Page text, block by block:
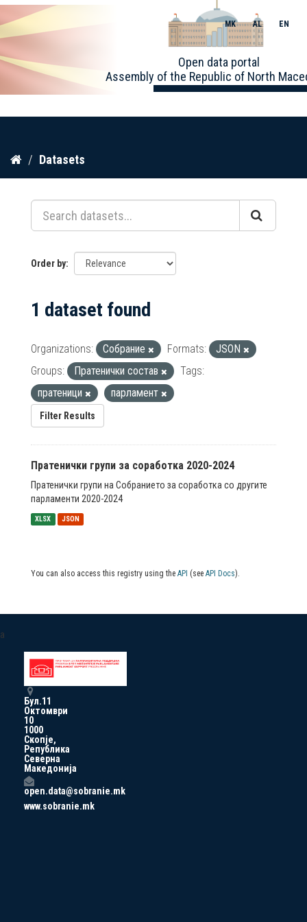
Skip
content
Open data portal
Assembly of the Republic of North
MK AL EN
Datasets
Order by
1 dataset found
Organizations: Собрание Formats:
JSON
Groups:
Пратенички состав
Tags:
пратеници
парламент
Filter Results
Пратенички групи за соработка 2020-2024
Пратенички групи на Собранието за соработка со другите
парламенти 2020-2024
XLSX JSON
You can also access this registry using the API (see API Docs).
a
Бул.11
Октомври
10
1000
Скопје,
Република
Северна
Македонија
open.data@sobranie.mk
www.sobranie.mk